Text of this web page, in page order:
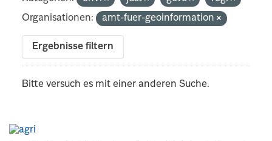
Organisationen:
amt-fuer-geoinformation
Ergebnisse filtern
Bitte versuch es mit einer anderen Suche.